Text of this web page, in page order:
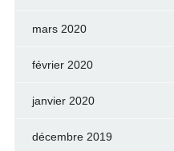
mars 2020
février 2020
janvier 2020
décembre 2019